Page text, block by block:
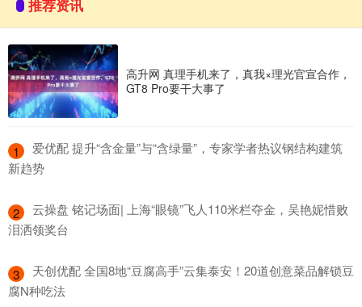
推荐资讯
高升网 真理手机来了，真我×理光官宣合作，
GT8 Pro要干大事了
1
​爱优配 提升“含金量”与“含绿量”，专家学者热议钢结构建筑
新趋势
2
​云操盘 铭记场面| 上海“眼镜”飞人110米栏夺金，吴艳妮惜败
泪洒领奖台
3
​天创优配 全国8地“豆腐高手”云集泰安！20道创意菜品解锁豆
腐N种吃法